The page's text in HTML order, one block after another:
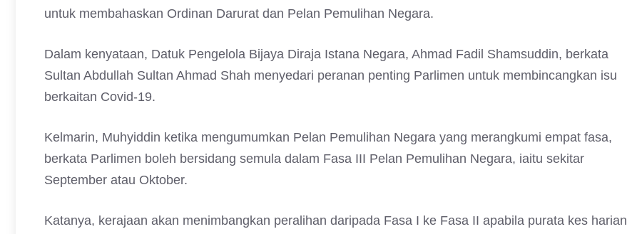
untuk membahaskan Ordinan Darurat dan Pelan Pemulihan Negara.
Dalam kenyataan, Datuk Pengelola Bijaya Diraja Istana Negara, Ahmad Fadil Shamsuddin, berkata
Sultan Abdullah Sultan Ahmad Shah menyedari peranan penting Parlimen untuk membincangkan isu
berkaitan Covid-19.
Kelmarin, Muhyiddin ketika mengumumkan Pelan Pemulihan Negara yang merangkumi empat fasa,
berkata Parlimen boleh bersidang semula dalam Fasa III Pelan Pemulihan Negara, iaitu sekitar
September atau Oktober.
Katanya, kerajaan akan menimbangkan peralihan daripada Fasa I ke Fasa II apabila purata kes harian